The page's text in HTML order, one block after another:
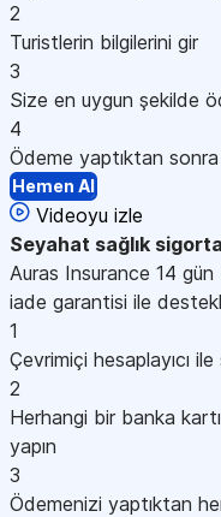
2
Turistlerin bilgilerini gir
3
Size en uygun şekilde
4
Ödeme yaptıktan
Hemen Al
Videoyu izle
Seyahat sağlık
Auras Insurance 14
iade garantisi ile
1
Çevrimiçi hesaplayıcı
2
Herhangi bir banka
yapın
3
Ödemenizi yaptıktan